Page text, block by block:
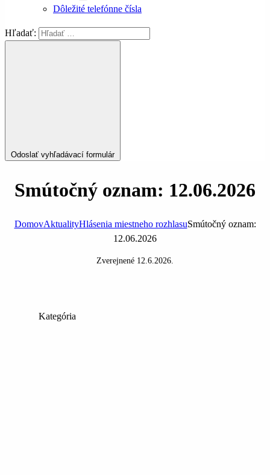
Dôležité telefónne čísla
Hľadať:
Odoslať vyhľadávací formulár
Smútočný oznam: 12.06.2026
DomovAktualityHlásenia miestneho rozhlasuSmútočný oznam:
12.06.2026
Zverejnené 12.6.2026.
Kategória